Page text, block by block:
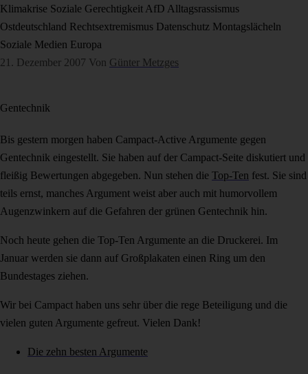
Klimakrise Soziale Gerechtigkeit AfD Alltagsrassismus
Ostdeutschland Rechtsextremismus Datenschutz Montagslächeln
Soziale Medien Europa
21. Dezember 2007 Von Günter Metzges
Gentechnik
Bis gestern morgen haben Campact-Active Argumente gegen
Gentechnik eingestellt. Sie haben auf der Campact-Seite diskutiert und
fleißig Bewertungen abgegeben. Nun stehen die Top-Ten fest. Sie sind
teils ernst, manches Argument weist aber auch mit humorvollem
Augenzwinkern auf die Gefahren der grünen Gentechnik hin.
Noch heute gehen die Top-Ten Argumente an die Druckerei. Im
Januar werden sie dann auf Großplakaten einen Ring um den
Bundestages ziehen.
Wir bei Campact haben uns sehr über die rege Beteiligung und die
vielen guten Argumente gefreut. Vielen Dank!
Die zehn besten Argumente